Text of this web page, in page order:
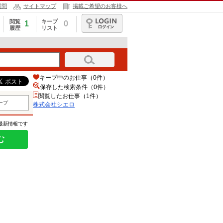
問 サイトマップ 掲載ご希望のお客様へ
閲覧
履歴
1
キープ
リスト
0
ログイン
プ
新情報です
キープ中のお仕事（0件）
保存した検索条件（0件）
閲覧したお仕事（1件）
株式会社シエロ